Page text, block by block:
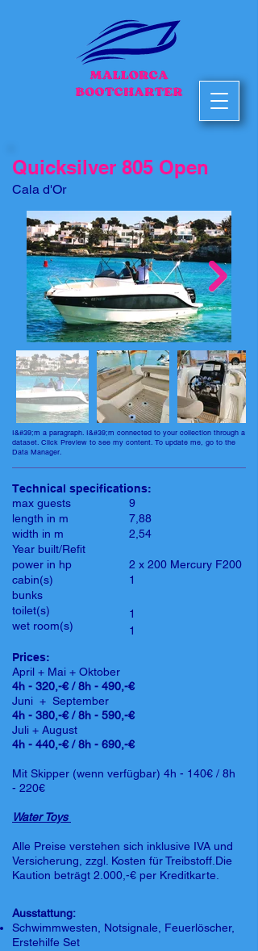
Quicksilver 805 Open
Cala d'Or
I&#39;m a paragraph. I&#39;m connected to your collection through a
dataset. Click Preview to see my content. To update me, go to the
Data Manager.
Technical specifications:
max guests
length in m
width in m
Year built/Refit
power in hp
cabin(s)
bunks
toilet(s)
wet room(s)
9
7,88
2,54
2 x 200 Mercury F200
1
1
1
Prices:
April + Mai + Oktober
4h - 320,-€ / 8h - 490,-€
Juni + September
4h - 380,-€ / 8h - 590,-€
Juli + August
4h - 440,-€ / 8h - 690,-€
Mit Skipper (wenn verfügbar) 4h - 140€ / 8h
- 220€
Water Toys
Alle Preise verstehen sich inklusive IVA und
Versicherung, zzgl. Kosten für Treibstoff.Die
Kaution beträgt 2.000,-€ per Kreditkarte.
Ausstattung:
Schwimmwesten, Notsignale, Feuerlöscher,
Erstehilfe Set